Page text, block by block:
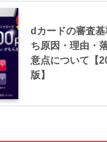
dカードの審査
ち原因・理由・
意点について【
版】